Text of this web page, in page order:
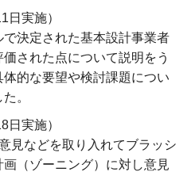
日実施）
決定された基本設計事業者
された点について説明をう
的な要望や検討課題につい
。
日実施）
見などを取り入れてブラッシ
画（ゾーニング）に対し意見